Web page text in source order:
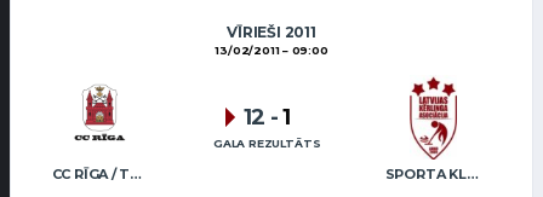
VĪRIEŠI 2011
13/02/2011 09:00
CC RĪGA / TRUKŠĀNS SPORTA KLUBS “OB” / REGŽA
12 -1
GALA REZULTĀTS